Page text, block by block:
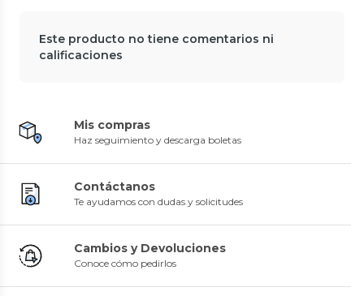
Este producto no tiene comentarios ni
calificaciones
Mis compras
Haz seguimiento y descarga boletas
Contáctanos
Te ayudamos con dudas y solicitudes
Cambios y Devoluciones
Conoce cómo pedirlos